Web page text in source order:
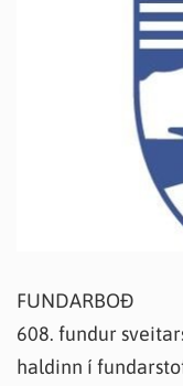
FUNDARBOÐ
608. fundur
haldinn í